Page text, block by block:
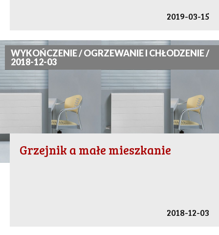
2019-03-15
WYKOŃCZENIE / OGRZEWANIE I CHŁODZENIE /
2018-12-03
Grzejnik a małe mieszkanie
2018-12-03